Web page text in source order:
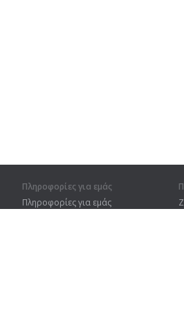
Πληροφορίες για εμάς
Πληροφορίες για εμάς